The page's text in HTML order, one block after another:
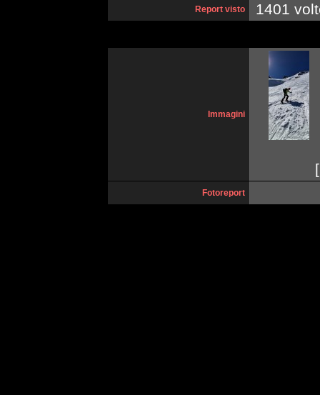
Report visto 1401
Immagini
[
Fotoreport